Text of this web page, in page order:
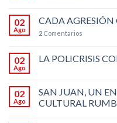
02
Ago
CADA
2 Comentarios
02
Ago
LA POLICRISIS
02
Ago
SAN JUAN, UN
CULTURAL